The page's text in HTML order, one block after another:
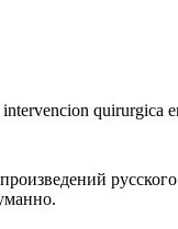
quirurgica